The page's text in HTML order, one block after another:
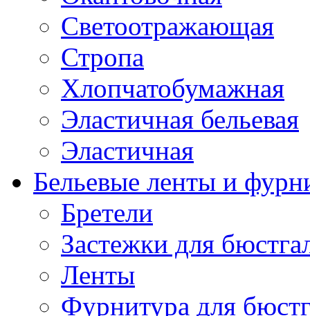
Светоотражающая
Стропа
Хлопчатобумажная
Эластичная бельевая
Эластичная
Бельевые ленты и
Бретели
Застежки для
Ленты
Фурнитура для